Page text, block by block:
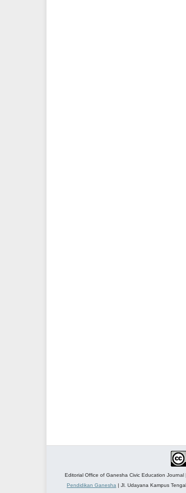
Editorial Office of Ganesha Civic Education
Pendidikan Ganesha | Jl. Udayana Kampus